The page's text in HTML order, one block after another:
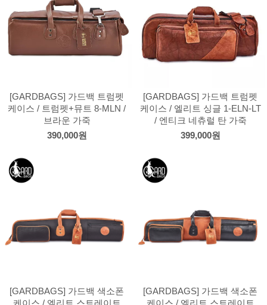
[GARDBAGS] 가드백 트럼펫
케이스 / 트럼펫+뮤트 8-MLN /
브라운 가죽
390,000원
[GARDBAGS] 가드백 트럼펫
케이스 / 엘리트 싱글 1-ELN-LT
/ 엔티크 네츄럴 탄 가죽
399,000원
[GARDBAGS] 가드백 색소폰
케이스 / 엘리트 스트레이트
[GARDBAGS] 가드백 색소폰
케이스 / 엘리트 스트레이트